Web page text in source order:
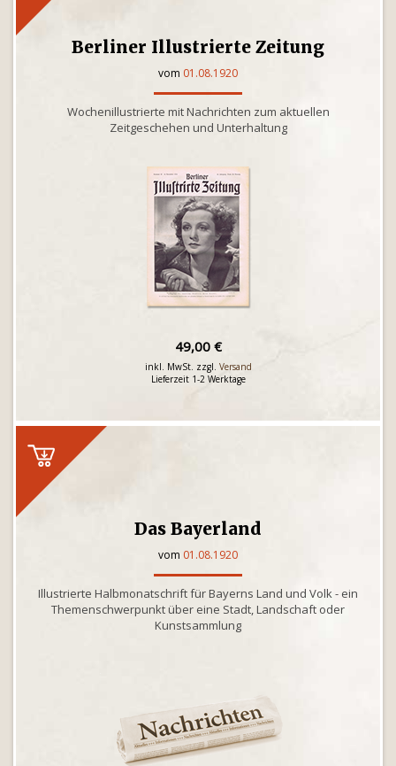
Berliner Illustrierte Zeitung
vom 01.08.1920
Wochenillustrierte mit Nachrichten zum aktuellen
Zeitgeschehen und Unterhaltung
49,00 €
inkl. MwSt. zzgl. Versand
Lieferzeit 1-2 Werktage
Das Bayerland
vom 01.08.1920
Illustrierte Halbmonatschrift für Bayerns Land und Volk - ein
Themenschwerpunkt über eine Stadt, Landschaft oder
Kunstsammlung